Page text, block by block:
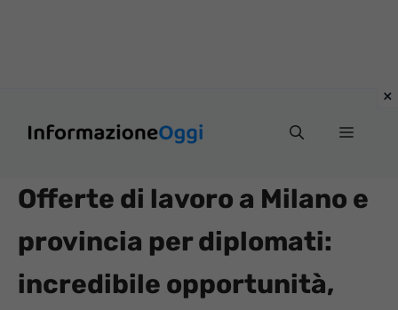
Menu
Offerte di lavoro a Milano e
provincia per diplomati:
incredibile opportunità,